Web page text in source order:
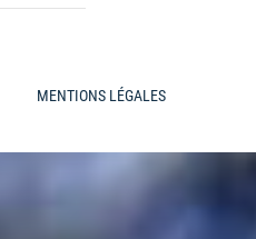
MENTIONS LÉGALES